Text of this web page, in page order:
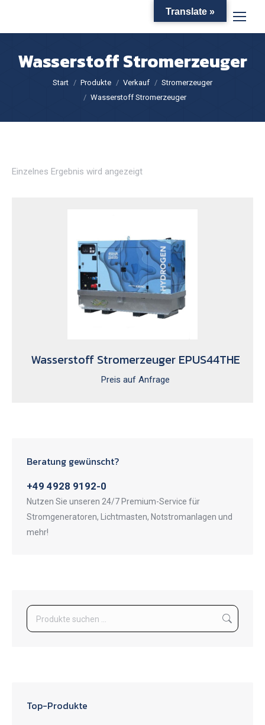
Wasserstoff Stromerzeuger
Sie befinden sich hier:
Start Produkte Verkauf
Stromerzeuger
Wasserstoff Stromerzeuger
Einzelnes Ergebnis wird angezeigt
Wasserstoff Stromerzeuger EPUS44THE
Preis auf Anfrage
Beratung gewünscht?
+49 4928 9192-0
Nutzen Sie unseren 24/7 Premium-Service für
Stromgeneratoren, Lichtmasten, Notstromanlagen und
mehr!
Top-Produkte
Translate »